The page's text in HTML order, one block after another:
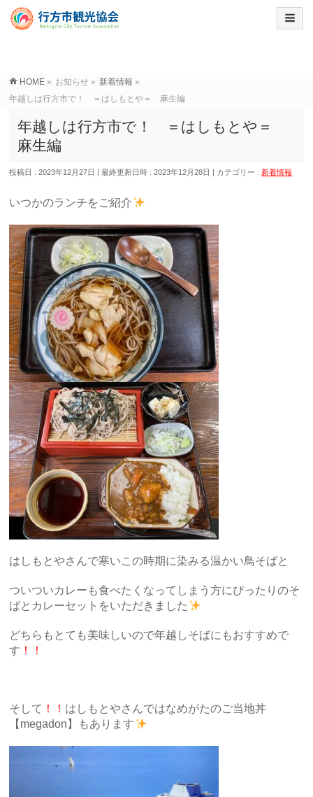
HOME » お知らせ » 新着情報 »
年越しは行方市で！ ＝はしもとや＝ 麻生編
年越しは行方市で！ ＝はしもとや＝
麻生編
投稿日 : 2023年12月27日 最終更新日時 : 2023年12月28日 カテゴリー : 新着情報
いつかのランチをご紹介
はしもとやさんで寒いこの時期に染みる温かい鳥そばと
ついついカレーも食べたくなってしまう方にぴったりのそ
ばとカレーセットをいただきました
どちらもとても美味しいので年越しそばにもおすすめで
す ！！
そして ！！ はしもとやさんではなめがたのご当地丼
【megadon】もあります